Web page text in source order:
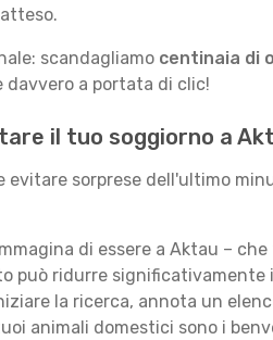
scandagliamo centinaia di
davvero a portata di clic!
il tuo soggiorno a
evitare sorprese dell'ultimo
di essere a Aktau –
può ridurre significativamente
la ricerca, annota un
animali domestici sono i